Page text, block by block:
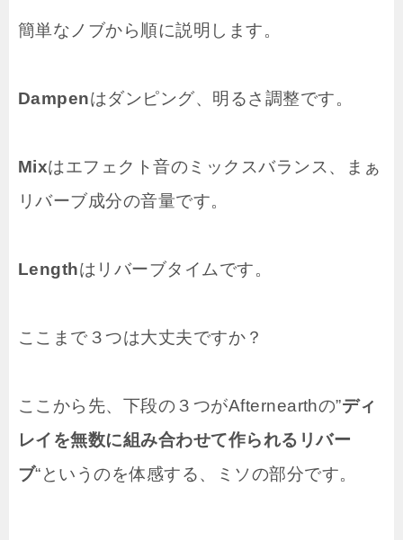
簡単なノブから順に説明します。
Dampenはダンピング、明るさ調整です。
Mixはエフェクト音のミックスバランス、まぁ
リバーブ成分の音量です。
Lengthはリバーブタイムです。
ここまで３つは大丈夫ですか？
ここから先、下段の３つがAfternearthの”ディ
レイを無数に組み合わせて作られるリバー
ブ“というのを体感する、ミソの部分です。